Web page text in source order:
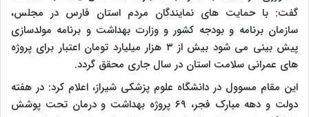
گفت: با حمایت‌ های نمایندگان مردم استان فارس در مجلس،
سازمان برنامه و بودجه کشور و وزارت بهداشت و برنامه مولدسازی
پیش بینی می شود بیش از ۳ هزار میلیارد تومان اعتبار برای پروژه
‌های عمرانی سلامت استان در سال جاری محقق گردد.
این مقام مسوول در دانشگاه علوم پزشکی شیراز، اعلام کرد: در هفته
دولت و دهه مبارک فجر، ۶۹ پروژه بهداشت و درمان تحت پوشش